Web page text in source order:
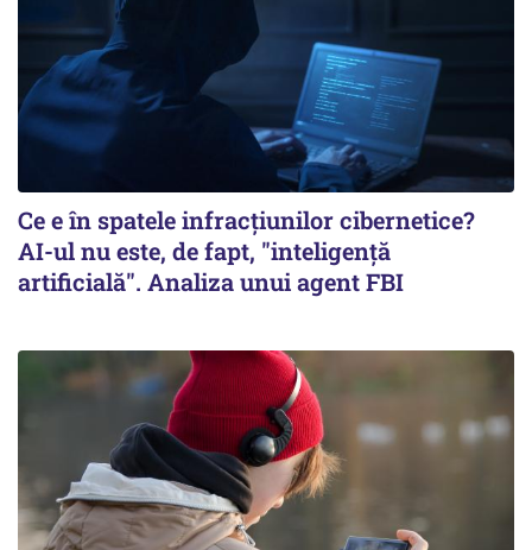
Ce e în spatele infracţiunilor cibernetice?
AI-ul nu este, de fapt, "inteligenţă
artificială". Analiza unui agent FBI